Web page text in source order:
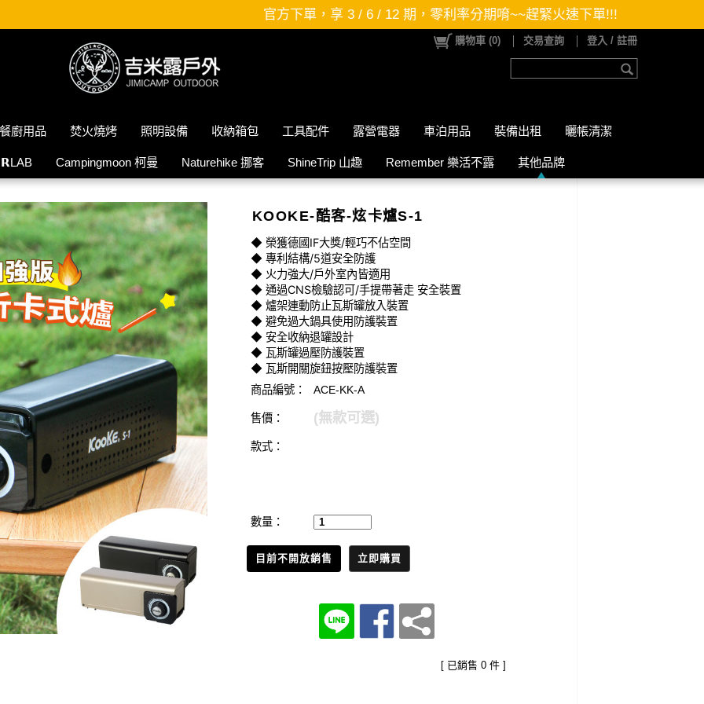
官方下單，享 3 / 6 / 12 期，零利率分期唷~~趕緊火速下單!!!
餐廚用品 焚火燒烤 照明設備 收納箱包 工具配件 露營電器 車泊用品 裝備出租 曬帳清潔
Campingmoon 柯曼 Naturehike 挪客 ShineTrip 山趣 Remember 樂活不露 其他品牌
購物車 (0) 交易查詢 登入 / 註冊
KOOKE-酷客-炫卡爐S-1
◆ 榮獲德國IF大獎/輕巧不佔空間
◆ 專利結構/5道安全防護
◆ 火力強大/戶外室內皆適用
◆ 通過CNS檢驗認可/手提帶著走 安全裝置
◆ 爐架連動防止瓦斯罐放入裝置
◆ 避免過大鍋具使用防護裝置
◆ 安全收納退罐設計
◆ 瓦斯罐過壓防護裝置
◆ 瓦斯開關旋鈕按壓防護裝置
商品編號： ACE-KK-A
售價： (無款可選)
款式：
數量：
目前不開放銷售 立即購買
[ 已銷售 0 件 ]